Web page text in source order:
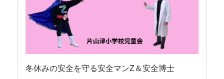
冬休みの安全を守る安全マンZ＆安全博士